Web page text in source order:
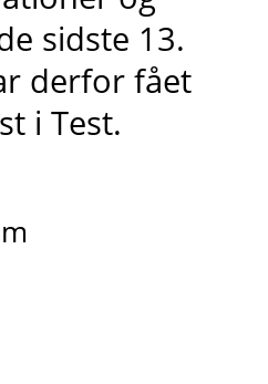
sidste 13.
derfor fået
i Test.